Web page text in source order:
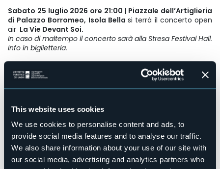
This website uses cookies
We use cookies to personalise content and ads, to
provide social media features and to analyse our traffic.
We also share information about your use of our site with
our social media, advertising and analytics partners who
Sabato 25 luglio 2026 ore 21:00 | Piazzale dell’Artiglieria
di Palazzo Borromeo, Isola Bellasi terrà il concerto open
air La Vie Devant Soi.
In caso di maltempo il concerto sarà alla Stresa Festival Hall.
Info in biglietteria.
ARTISTI
Renaud Garcia-Fons, contrabasso a 5 corde
David Venitucci, fisarmonica
Stephan Caracci, vibrafono e batteria
Il Piazzale della Armi del Palazzo Borromeo dell’Isola Bella è
Garcia-Fons, conDavid Venituccialla fisarmonica e
Stephan Caraccial vibrafono e batteria. Chiamato “il
Paganini del contrabbasso”, Garcia-Fons ha deciso di
aggiungere una quinta corda al suo contrabbasso,
ampliando le possibilità dello strumento e permettendo di